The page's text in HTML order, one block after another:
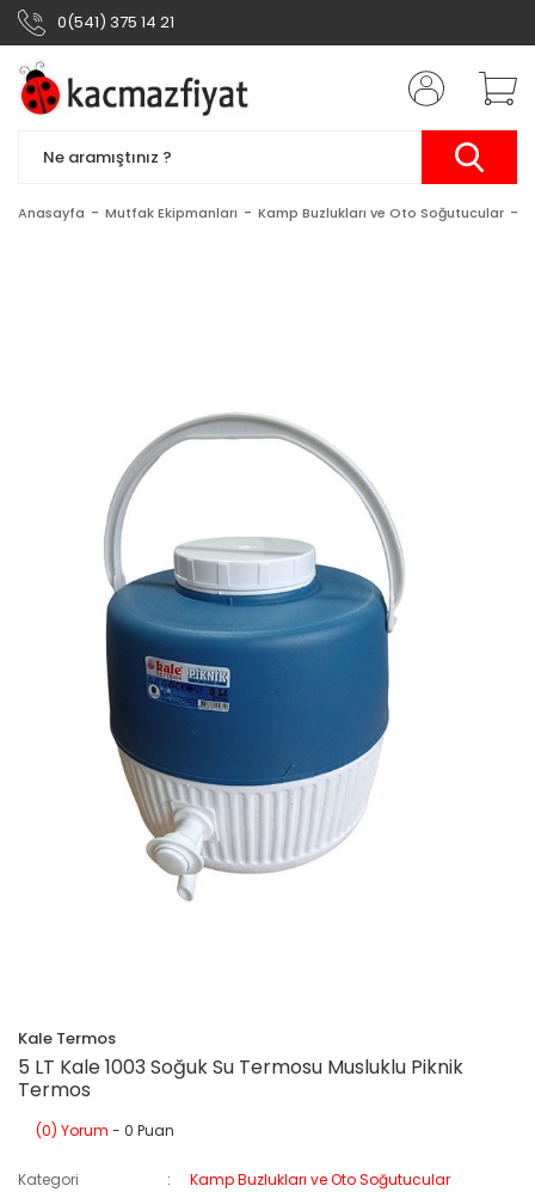
0(541) 375 14 21
Anasayfa Mutfak Ekipmanları Kamp Buzlukları ve Oto Soğutucular
Kale Termos
5 LT Kale 1003 Soğuk Su Termosu Musluklu Piknik
Termos
(0) Yorum - 0 Puan
Kategori
Kamp Buzlukları ve Oto Soğutucular